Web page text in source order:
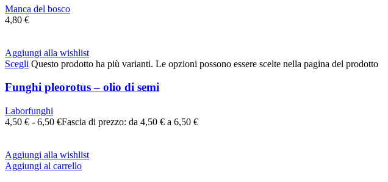
Manca del bosco
4,80 €
Aggiungi alla wishlist
Scegli Questo prodotto ha più varianti. Le opzioni possono essere scelte nella pagina del prodotto
Funghi pleorotus – olio di semi
Laborfunghi
4,50 € - 6,50 €Fascia di prezzo: da 4,50 € a 6,50 €
Aggiungi alla wishlist
Aggiungi al carrello